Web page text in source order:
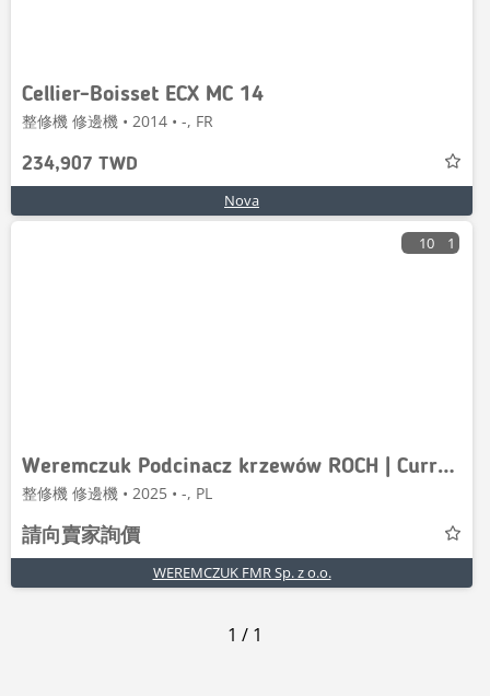
Cellier-Boisset ECX MC 14
整修機 修邊機 • 2014 • -, FR
234,907 TWD
Nova
10 1
Weremczuk Podcinacz krzewów ROCH | Currant bush trimmer
整修機 修邊機 • 2025 • -, PL
請向賣家詢價
WEREMCZUK FMR Sp. z o.o.
1 / 1